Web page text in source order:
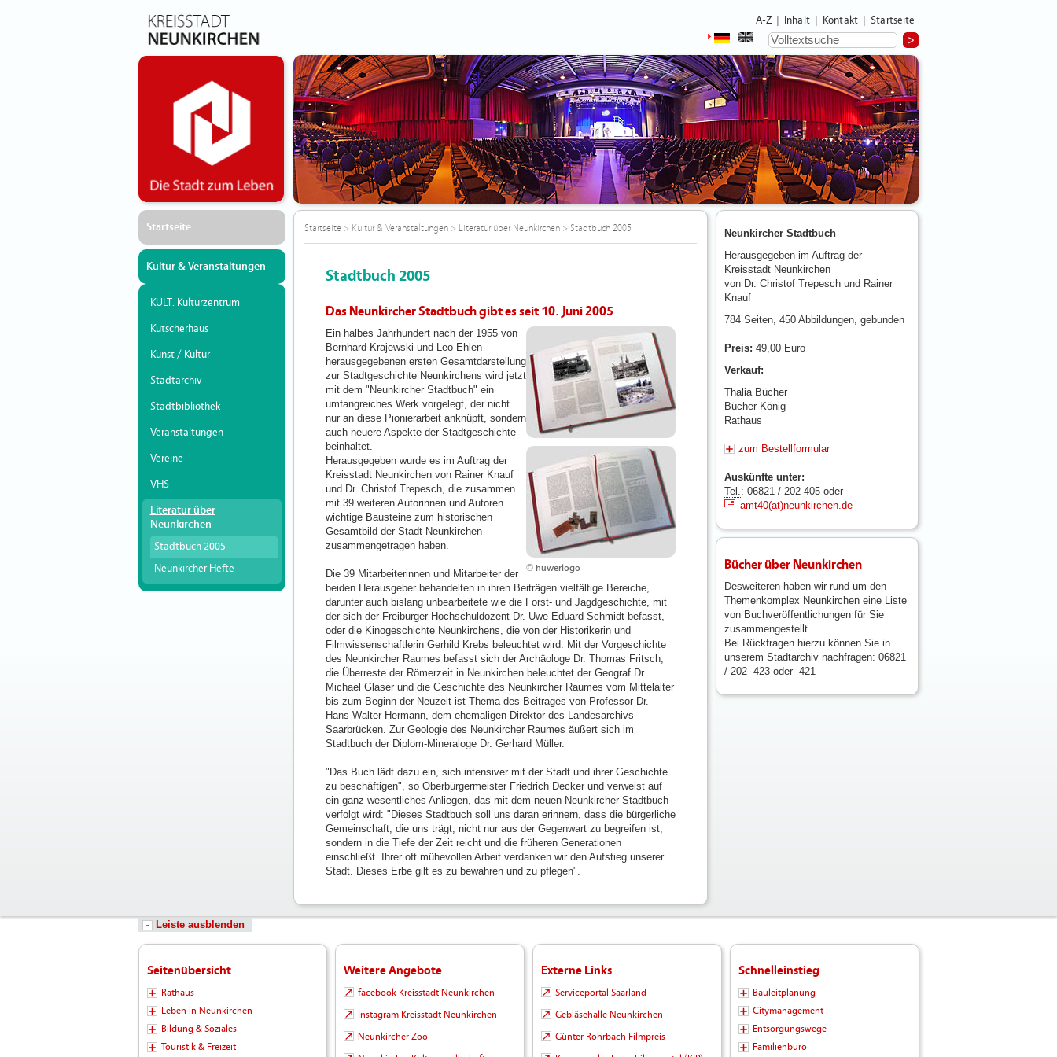
A-Z Inhalt Kontakt Startseite
Startseite
Kultur & Veranstaltungen
KULT. Kulturzentrum
Kutscherhaus
Kunst / Kultur
Stadtarchiv
Stadtbibliothek
Veranstaltungen
Vereine
VHS
Literatur über
Neunkirchen
Stadtbuch 2005
Neunkircher Hefte
Startseite> Kultur & Veranstaltungen> Literatur über Neunkirchen> Stadtbuch 2005
Stadtbuch 2005
Das Neunkircher Stadtbuch gibt es seit 10. Juni 2005
© huwerlogo
Ein halbes Jahrhundert nach der 1955 von
Bernhard Krajewski und Leo Ehlen
herausgegebenen ersten Gesamtdarstellung
zur Stadtgeschichte Neunkirchens wird jetzt
mit dem "Neunkircher Stadtbuch" ein
umfangreiches Werk vorgelegt, der nicht
nur an diese Pionierarbeit anknüpft, sondern
auch neuere Aspekte der Stadtgeschichte
beinhaltet.
Herausgegeben wurde es im Auftrag der
Kreisstadt Neunkirchen von Rainer Knauf
und Dr. Christof Trepesch, die zusammen
mit 39 weiteren Autorinnen und Autoren
wichtige Bausteine zum historischen
Gesamtbild der Stadt Neunkirchen
zusammengetragen haben.
Die 39 Mitarbeiterinnen und Mitarbeiter der
beiden Herausgeber behandelten in ihren Beiträgen vielfältige Bereiche,
darunter auch bislang unbearbeitete wie die Forst- und Jagdgeschichte, mit
der sich der Freiburger Hochschuldozent Dr. Uwe Eduard Schmidt befasst,
oder die Kinogeschichte Neunkirchens, die von der Historikerin und
Filmwissenschaftlerin Gerhild Krebs beleuchtet wird. Mit der Vorgeschichte
des Neunkircher Raumes befasst sich der Archäologe Dr. Thomas Fritsch,
die Überreste der Römerzeit in Neunkirchen beleuchtet der Geograf Dr.
Michael Glaser und die Geschichte des Neunkircher Raumes vom Mittelalter
bis zum Beginn der Neuzeit ist Thema des Beitrages von Professor Dr.
Hans-Walter Hermann, dem ehemaligen Direktor des Landesarchivs
Saarbrücken. Zur Geologie des Neunkircher Raumes äußert sich im
Stadtbuch der Diplom-Mineraloge Dr. Gerhard Müller.
"Das Buch lädt dazu ein, sich intensiver mit der Stadt und ihrer Geschichte
zu beschäftigen", so Oberbürgermeister Friedrich Decker und verweist auf
ein ganz wesentliches Anliegen, das mit dem neuen Neunkircher Stadtbuch
verfolgt wird: "Dieses Stadtbuch soll uns daran erinnern, dass die bürgerliche
Gemeinschaft, die uns trägt, nicht nur aus der Gegenwart zu begreifen ist,
sondern in die Tiefe der Zeit reicht und die früheren Generationen
einschließt. Ihrer oft mühevollen Arbeit verdanken wir den Aufstieg unserer
Stadt. Dieses Erbe gilt es zu bewahren und zu pflegen".
Neunkircher Stadtbuch
Herausgegeben im Auftrag der
Kreisstadt Neunkirchen
von Dr. Christof Trepesch und Rainer
Knauf
784 Seiten, 450 Abbildungen, gebunden
Preis: 49,00 Euro
Verkauf:
Thalia Bücher
Bücher König
Rathaus
zum Bestellformular
Auskünfte unter:
Tel.: 06821 / 202 405 oder
amt40(at)neunkirchen.de
Bücher über Neunkirchen
Desweiteren haben wir rund um den
Themenkomplex Neunkirchen eine Liste
von Buchveröffentlichungen für Sie
zusammengestellt.
Bei Rückfragen hierzu können Sie in
unserem Stadtarchiv nachfragen: 06821
/ 202 -423 oder -421
Leiste ausblenden
Seitenübersicht
Rathaus
Leben in Neunkirchen
Bildung & Soziales
Touristik & Freizeit
Weitere Angebote
facebook Kreisstadt Neunkirchen
Instagram Kreisstadt Neunkirchen
Neunkircher Zoo
Externe Links
Serviceportal Saarland
Gebläsehalle Neunkirchen
Günter Rohrbach Filmpreis
Schnelleinstieg
Bauleitplanung
Citymanagement
Entsorgungswege
Familienbüro